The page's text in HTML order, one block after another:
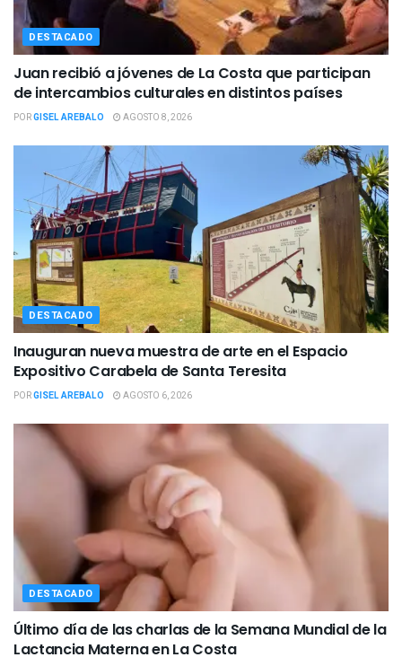
DESTACADO
Juan recibió a jóvenes de La Costa que participan
de intercambios culturales en distintos países
PORGISEL AREBALO AGOSTO 8, 2026
DESTACADO
Inauguran nueva muestra de arte en el Espacio
Expositivo Carabela de Santa Teresita
PORGISEL AREBALO AGOSTO 6, 2026
DESTACADO
Último día de las charlas de la Semana Mundial de la
Lactancia Materna en La Costa